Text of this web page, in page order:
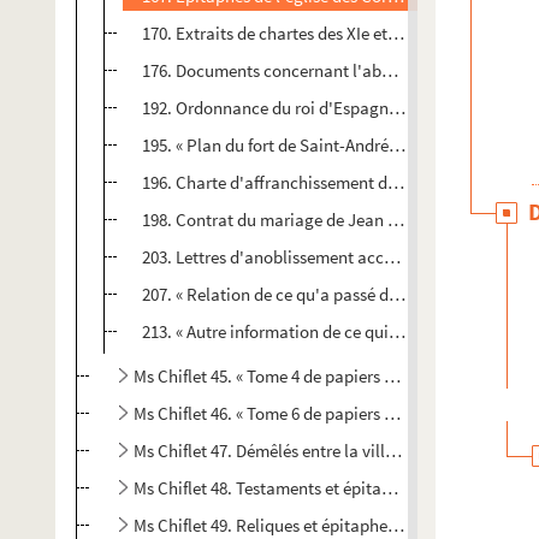
170. Extraits de chartes des XIe et XIIe siècles
176. Documents concernant l'abbaye de Goailles,
192. Ordonnance du roi d'Espagne, Philippe II,
195. « Plan du fort de Saint-André sur Salins, tiré en
196. Charte d'affranchissement des habitants du
198. Contrat du mariage de Jean de Salins, seigneur
203. Lettres d'anoblissement accordées par
207. « Relation de ce qu'a passé dois le mois de
213. « Autre information de ce qui se traita en
Ms Chiflet 45. « Tome 4 de papiers importans de la
Ms Chiflet 46. « Tome 6 de papiers importons de la
Ms Chiflet 47. Démêlés entre la ville de Besançon et
Ms Chiflet 48. Testaments et épitaphes de la ville de
Ms Chiflet 49. Reliques et épitaphes des abbayes et